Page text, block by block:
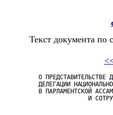
Текст документа по
О ПРЕДСТАВИТЕЛЬСТВЕ
ДЕЛЕГАЦИИ
В ПАРЛАМЕНТСКОЙ
И